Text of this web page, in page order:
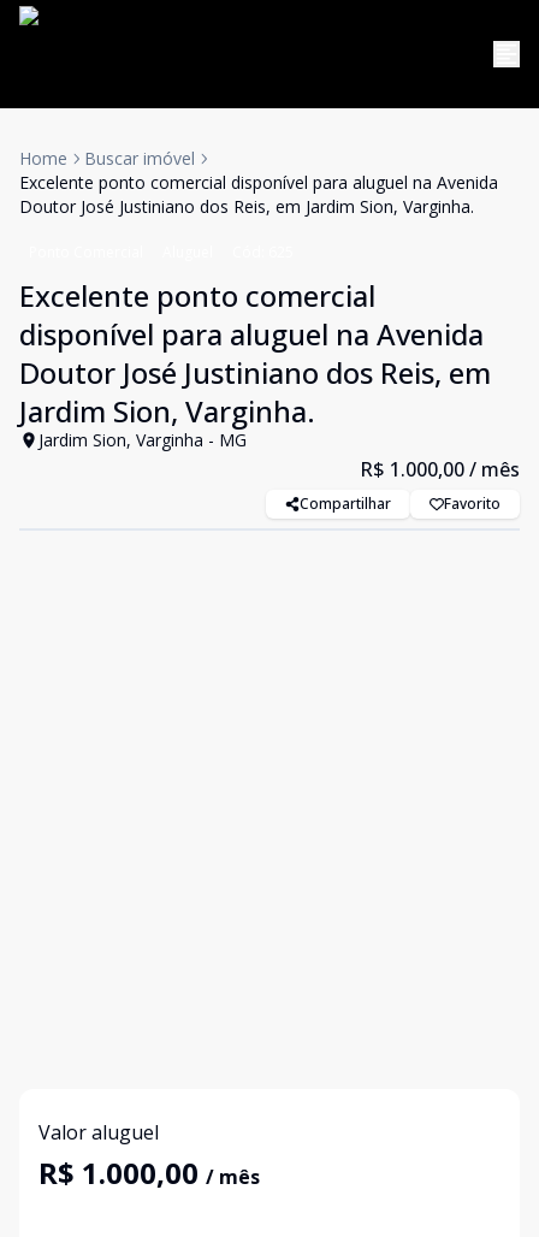
Home
Buscar imóvel
Excelente ponto comercial disponível para aluguel na Avenida
Doutor José Justiniano dos Reis, em Jardim Sion, Varginha.
Excelente ponto comercial
disponível para aluguel na Avenida
Doutor José Justiniano dos Reis, em
Jardim Sion, Varginha.
Jardim Sion, Varginha - MG
R$ 1.000,00/ mês
Compartilhar Favorito
Valor aluguel
R$ 1.000,00 / mês